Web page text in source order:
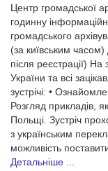
Центр громадської
годинну
громадського
(за київським
після реєстрації) На
України та всі
зустрічі: •
Розгляд прикладів,
Польщі. Зустріч
з українським
можливість
Детальніше ...